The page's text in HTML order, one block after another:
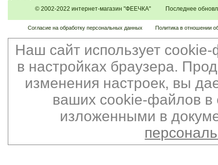
© 2002-2022 интернет-магазин "ФЕЕЧКА" Последнее
Согласие на обработку персональных данных Политика в отношении
Наш сайт использует
в настройках браузера.
изменения настроек, вы
ваших cookie-файлов в
изложенными в